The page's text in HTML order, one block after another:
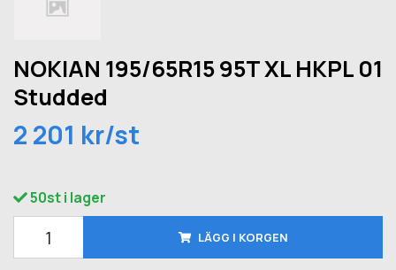
NOKIAN 195/65R15 95T XL HKPL 01
Studded
2 201 kr/st
50st i lager
LÄGG I KORGEN